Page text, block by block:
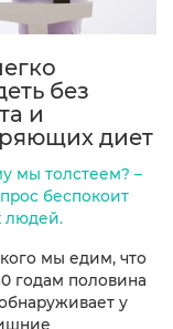
без
и
диет
мы толстеем? –
беспокоит
людей.
мы едим, что
годам половина
у